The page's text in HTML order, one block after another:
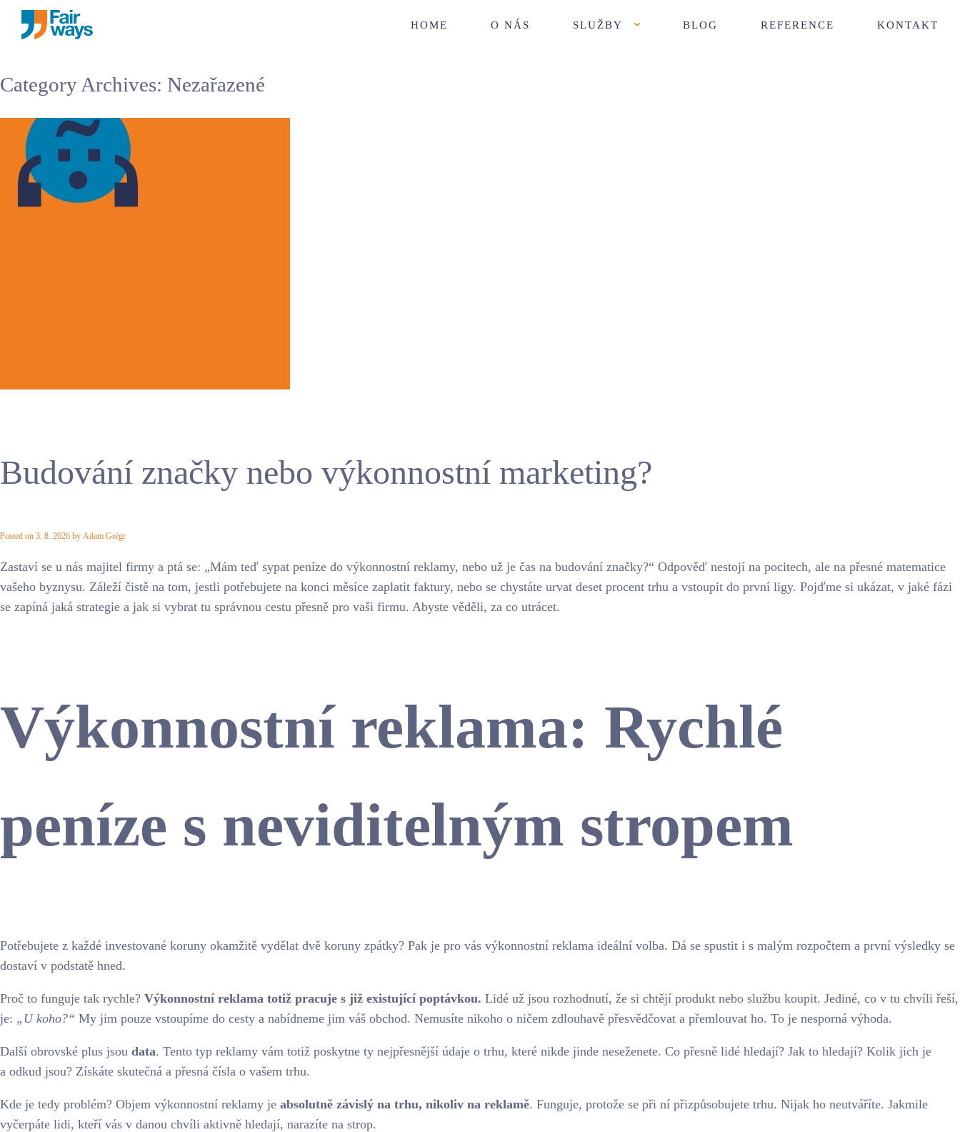
Skip
to
HOME O NÁS SLUŽBY BLOG REFERENCE KONTAKT
Category Archives: Nezařazené
Budování značky nebo výkonnostní marketing?
Posted on 3. 8. 2026 by Adam Grégr
Zastaví se u nás majitel firmy a ptá se: „Mám teď sypat peníze do výkonnostní reklamy, nebo už je čas na budování značky?“ Odpověď nestojí na pocitech, ale na přesné matematice
vašeho byznysu. Záleží čistě na tom, jestli potřebujete na konci měsíce zaplatit faktury, nebo se chystáte urvat deset procent trhu a vstoupit do první ligy. Pojďme si ukázat, v jaké fázi
se zapíná jaká strategie a jak si vybrat tu správnou cestu přesně pro vaši firmu. Abyste věděli, za co utrácet.
Výkonnostní reklama: Rychlé
peníze s neviditelným stropem
Potřebujete z každé investované koruny okamžitě vydělat dvě koruny zpátky? Pak je pro vás výkonnostní reklama ideální volba. Dá se spustit i s malým rozpočtem a první výsledky se
dostaví v podstatě hned.
Proč to funguje tak rychle? Výkonnostní reklama totiž pracuje s již existující poptávkou. Lidé už jsou rozhodnutí, že si chtějí produkt nebo službu koupit. Jediné, co v tu chvíli řeší,
je: „U koho?“ My jim pouze vstoupíme do cesty a nabídneme jim váš obchod. Nemusíte nikoho o ničem zdlouhavě přesvědčovat a přemlouvat ho. To je nesporná výhoda.
Další obrovské plus jsou data. Tento typ reklamy vám totiž poskytne ty nejpřesnější údaje o trhu, které nikde jinde neseženete. Co přesně lidé hledají? Jak to hledají? Kolik jich je
a odkud jsou? Získáte skutečná a přesná čísla o vašem trhu.
Kde je tedy problém? Objem výkonnostní reklamy je absolutně závislý na trhu, nikoliv na reklamě. Funguje, protože se při ní přizpůsobujete trhu. Nijak ho neutváříte. Jakmile
vyčerpáte lidi, kteří vás v danou chvíli aktivně hledají, narazíte na strop.